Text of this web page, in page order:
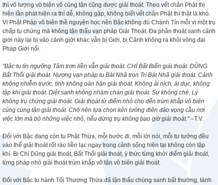
thì vô lượng vô biên vô cùng tận cũng được giải thoát. Theo vết chân Phật thị
hiện lần phát hiện ra thì dễ, không gặp, không biết vết chân Phật thì thật là khó.
Vì Phật Pháp vô biên thề nguyện học nên Bậc không đủ Chánh Tín mỗi vị một trụ
chấp tu chứng mà không tận thấu vạn pháp Giải Thoát. Đa phần thoát sanh cảnh
giới này lại bị vào cảnh giới khác vẫn bị Giới, bị Cảnh không ra khỏi vòng đai
Pháp Giới nổi.
"Bậc tu tín ngưỡng Tâm trơn liền vẫn giải thoát. CHÍ Bất Biến giải thoát. DŨNG
Bất Thối giải thoát. Nương vạn pháp tu Bát Nhã trọn Trí Bát Nhã giải thoát. Cảnh
không nhiễm trước, tình không oán hận giải thoát. Không ái nịch, ái dục, không
tập khí giải thoát. Diệt sanh không nhàm chán giải thoát. Sự không chê, Lý
không trụ chứng giải thoát. Giải thoát từ điểm nhỏ cho đến trùm khắp vô biên
cùng cùng tận giải thoát. Chớ nên lựa chọn kén lường điên đảo vọng cầu nơi
việc lớn mà bỏ những việc nhỏ, nếu dừng trụ không bao giờ giải thoát."–T.V.
Đối với Bậc đang còn tu Phật Thừa, mỗi bước đi, mỗi lời nói, mỗi tư tưởng đều
vào thể giải thoát rốt ráo liền lạc ngay trong cảnh sống hiện tại không còn tập
khí. Bi Chí Dũng giải thoát, Bất Thối giải thoát, ý thức từng khởi điểm giải thoát,
từng pháp nhỏ giải thoát trùm khắp vô tận vô biên giải thoát.
Đối với Bậc tu hành Tối Thượng Thừa đã tận thấu chúng sanh bất thường, tánh